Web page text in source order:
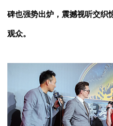
碑也强势出炉，震撼视听交织
观众。